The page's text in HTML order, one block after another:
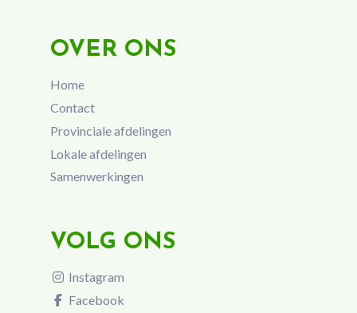
OVER ONS
Home
Contact
Provinciale afdelingen
Lokale afdelingen
Samenwerkingen
VOLG ONS
Instagram
Facebook